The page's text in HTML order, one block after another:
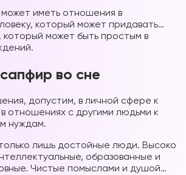
иметь отношения в
который может придавать…
который может быть простым в
во сне
допустим, в личной сфере к
в отношениях с другими людьми к
нуждам.
лишь достойные люди. Высоко
образованные и
Чистые помыслами и душой…